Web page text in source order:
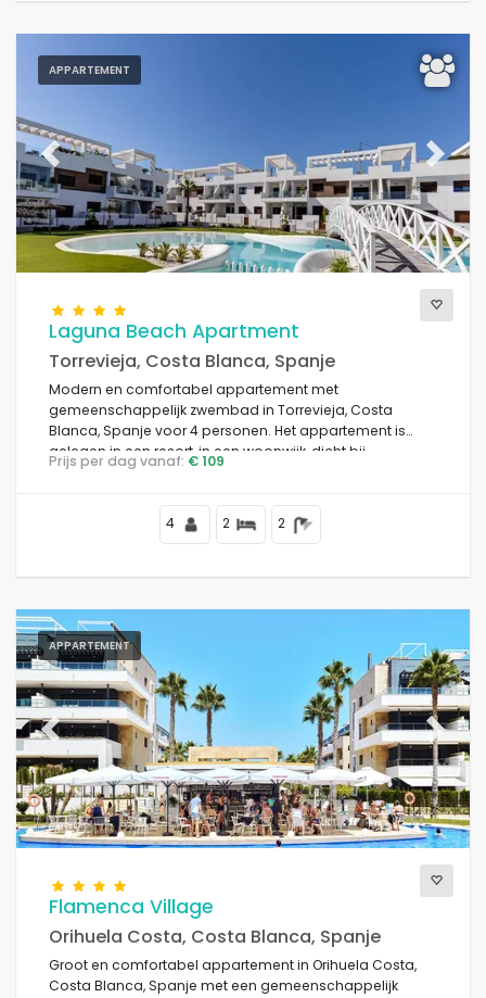
APPARTEMENT
Previous Next
Laguna Beach Apartment
Torrevieja, Costa Blanca, Spanje
Modern en comfortabel appartement met
gemeenschappelijk zwembad in Torrevieja, Costa
Blanca, Spanje voor 4 personen. Het appartement is
gelegen in een resort, in een woonwijk, dicht bij
restaurants en bars, winkels en supermarkten, en 4 km
Prijs per dag vanaf: € 109
4 2 2
APPARTEMENT
Previous Next
Flamenca Village
Orihuela Costa, Costa Blanca, Spanje
Groot en comfortabel appartement in Orihuela Costa,
Costa Blanca, Spanje met een gemeenschappelijk